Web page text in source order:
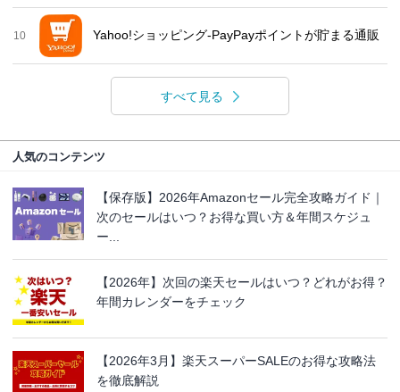
10 Yahoo!ショッピング-PayPayポイントが貯まる通販
すべて見る
人気のコンテンツ
【保存版】2026年Amazonセール完全攻略ガイド｜
次のセールはいつ？お得な買い方＆年間スケジュ
ー...
【2026年】次回の楽天セールはいつ？どれがお得？
年間カレンダーをチェック
【2026年3月】楽天スーパーSALEのお得な攻略法
を徹底解説